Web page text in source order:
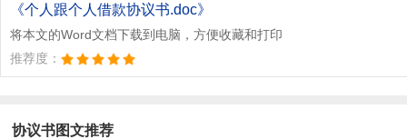
《个人跟个人借款协议书.doc》
将本文的Word文档下载到电脑，方便收藏和打印
推荐度：
协议书图文推荐